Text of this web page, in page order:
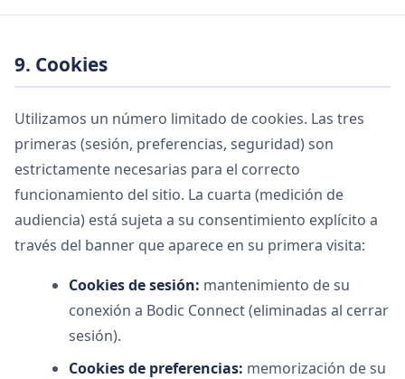
9. Cookies
Utilizamos un número limitado de cookies. Las tres
primeras (sesión, preferencias, seguridad) son
estrictamente necesarias para el correcto
funcionamiento del sitio. La cuarta (medición de
audiencia) está sujeta a su consentimiento explícito a
través del banner que aparece en su primera visita:
Cookies de sesión: mantenimiento de su
conexión a Bodic Connect (eliminadas al cerrar
sesión).
Cookies de preferencias: memorización de su